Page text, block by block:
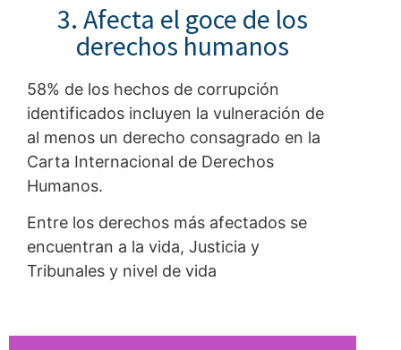
3. Afecta el goce de los
derechos humanos
58% de los hechos de corrupción
identificados incluyen la vulneración de
al menos un derecho consagrado en la
Carta Internacional de Derechos
Humanos.
Entre los derechos más afectados se
encuentran a la vida, Justicia y
Tribunales y nivel de vida